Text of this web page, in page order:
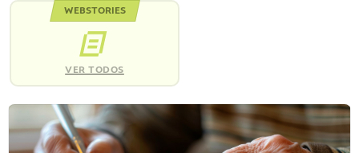
WEBSTORIES
VER TODOS